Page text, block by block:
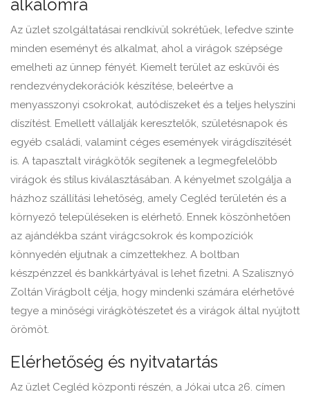
alkalomra
Az üzlet szolgáltatásai rendkívül sokrétűek, lefedve szinte
minden eseményt és alkalmat, ahol a virágok szépsége
emelheti az ünnep fényét. Kiemelt terület az esküvői és
rendezvénydekorációk készítése, beleértve a
menyasszonyi csokrokat, autódíszeket és a teljes helyszíni
díszítést. Emellett vállalják keresztelők, születésnapok és
egyéb családi, valamint céges események virágdíszítését
is. A tapasztalt virágkötők segítenek a legmegfelelőbb
virágok és stílus kiválasztásában. A kényelmet szolgálja a
házhoz szállítási lehetőség, amely Cegléd területén és a
környező településeken is elérhető. Ennek köszönhetően
az ajándékba szánt virágcsokrok és kompozíciók
könnyedén eljutnak a címzettekhez. A boltban
készpénzzel és bankkártyával is lehet fizetni. A Szalisznyó
Zoltán Virágbolt célja, hogy mindenki számára elérhetővé
tegye a minőségi virágkötészetet és a virágok által nyújtott
örömöt.
Elérhetőség és nyitvatartás
Az üzlet Cegléd központi részén, a Jókai utca 26. címen